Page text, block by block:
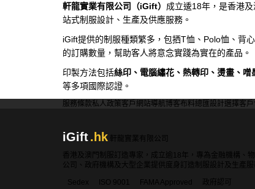
軒龍實業有限公司（iGift） 成立逶18年，是香港
站式制服設計、生產及供應服務。
iGift提供的制服種類繁多，包拪T恤、Polo恤、背
的訂購數量，幫助客人將意念實踐為實在的產品。
印製方法包括絲印、電腦繡花、熱轉印、燙畫、噌
等多項國際認證。
服務條款私人政策客戶 網站導航博客布料總匯設計選擇客
iGift.hk
軒龍實業有限公司
香港及澳門制服訂造專家，成立逾18年，專為金融機構、
公司、政府機構及大型企業提供度身訂造制服設計及生產服
Sedex
ISO 9001 FAMA Approved 政府認可